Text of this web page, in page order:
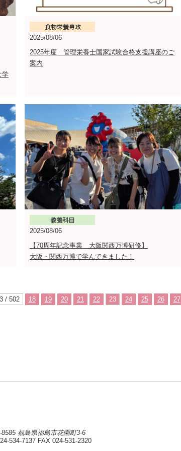
学
2025/08/06
2025年度 管理栄養士国家試験合格支援講座のご
案内
2025/08/06
【70周年記念事業 大阪関西万博研修】
大阪・関西万博で学んできました！
/ 502 18 19 20 21 22 23 24 25 26 27
8585 福島県福島市花園町3-6
534-7137 FAX 024-531-2320